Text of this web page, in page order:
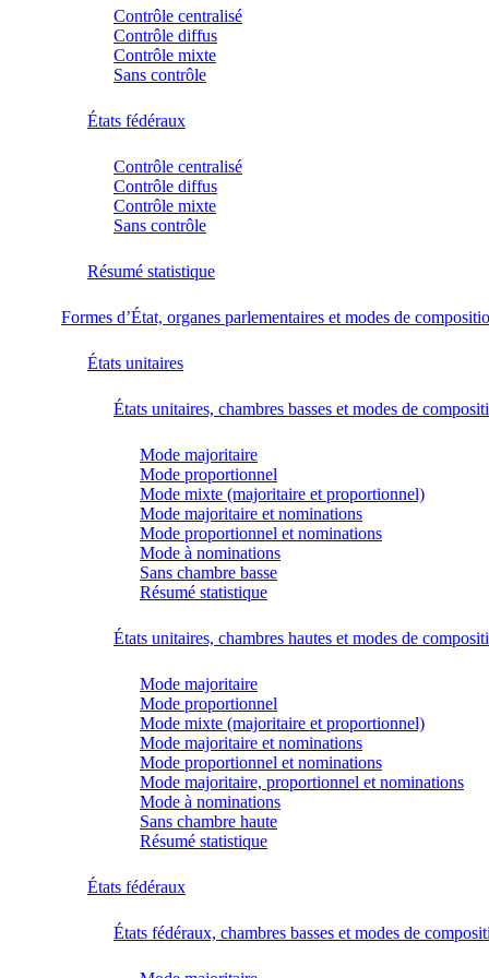
Contrôle centralisé
Contrôle diffus
Contrôle mixte
Sans contrôle
États fédéraux
Contrôle centralisé
Contrôle diffus
Contrôle mixte
Sans contrôle
Résumé statistique
Formes d’État, organes parlementaires et modes de
États unitaires
États unitaires, chambres basses et modes de
Mode majoritaire
Mode proportionnel
Mode mixte (majoritaire et proportionnel)
Mode majoritaire et nominations
Mode proportionnel et nominations
Mode à nominations
Sans chambre basse
Résumé statistique
États unitaires, chambres hautes et modes de
Mode majoritaire
Mode proportionnel
Mode mixte (majoritaire et proportionnel)
Mode majoritaire et nominations
Mode proportionnel et nominations
Mode majoritaire, proportionnel et nominations
Mode à nominations
Sans chambre haute
Résumé statistique
États fédéraux
États fédéraux, chambres basses et modes de